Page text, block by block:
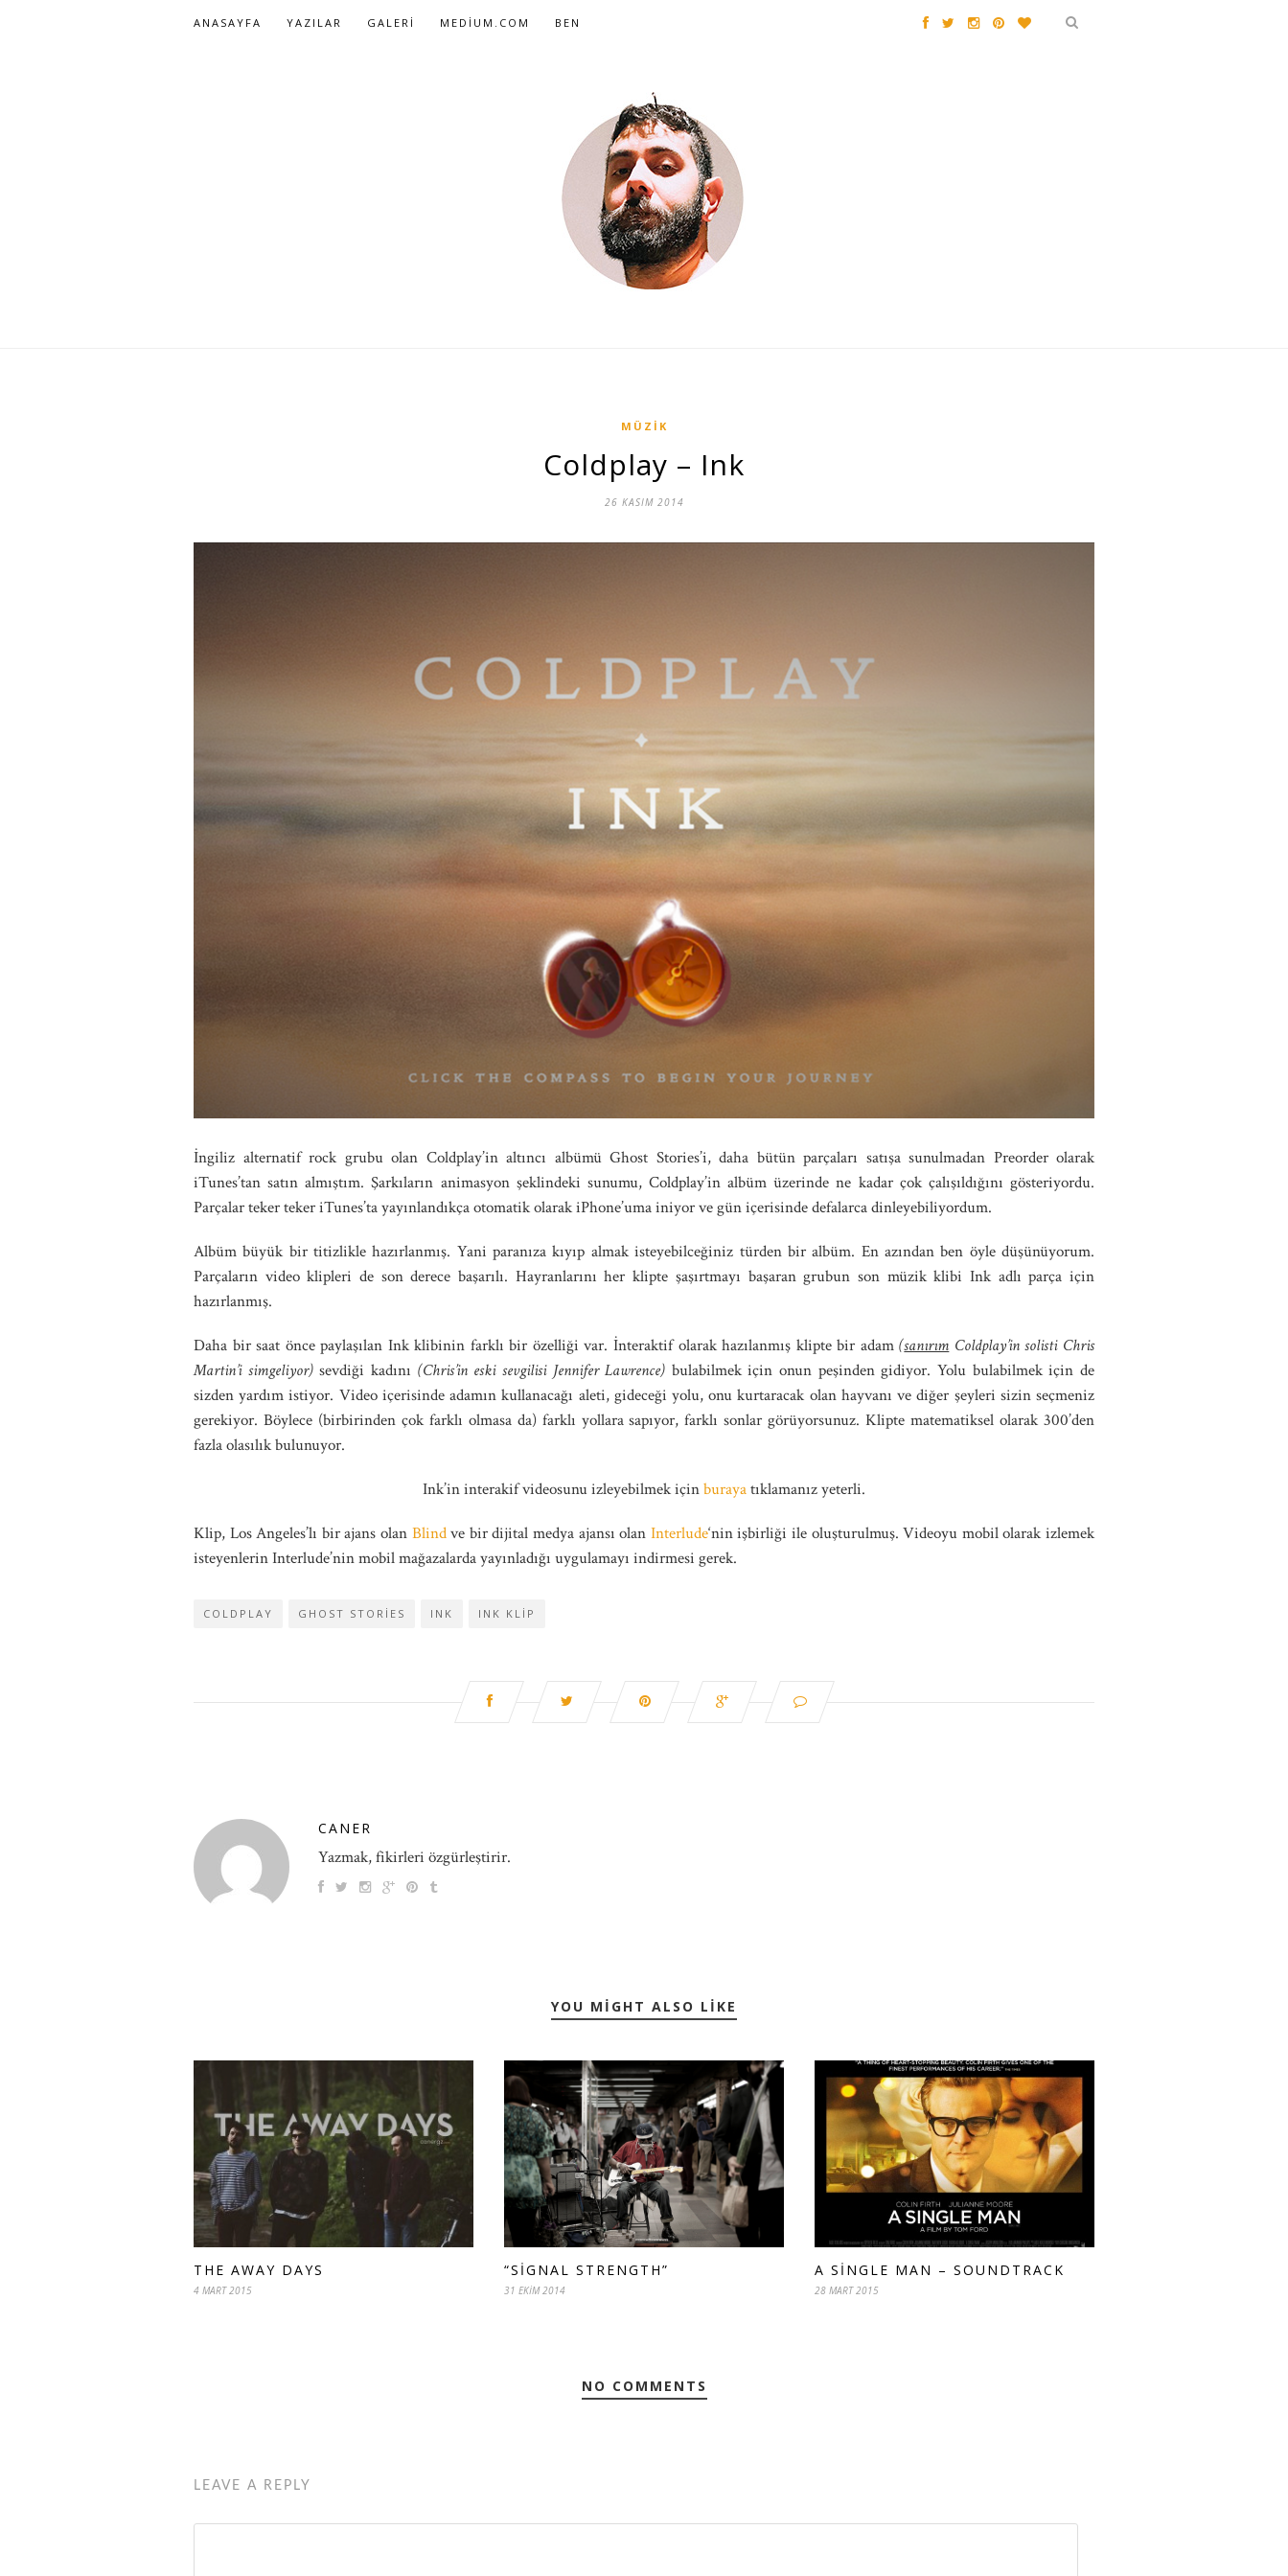
ANASAYFA YAZILAR GALERI MEDIUM.COM BEN
MÜZIK
Coldplay – Ink
26 KASIM 2014
İngiliz alternatif rock grubu olan Coldplay’in altıncı albümü Ghost Stories’i, daha bütün parçaları satışa sunulmadan Preorder olarak
iTunes’tan satın almıştım. Şarkıların animasyon şeklindeki sunumu, Coldplay’in albüm üzerinde ne kadar çok çalışıldığını gösteriyordu.
Parçalar teker teker iTunes’ta yayınlandıkça otomatik olarak iPhone’uma iniyor ve gün içerisinde defalarca dinleyebiliyordum.
Albüm büyük bir titizlikle hazırlanmış. Yani paranıza kıyıp almak isteyebilceğiniz türden bir albüm. En azından ben öyle düşünüyorum.
Parçaların video klipleri de son derece başarılı. Hayranlarını her klipte şaşırtmayı başaran grubun son müzik klibi Ink adlı parça için
hazırlanmış.
Daha bir saat önce paylaşılan Ink klibinin farklı bir özelliği var. İnteraktif olarak hazılanmış klipte bir adam(sanırım Coldplay’in solisti Chris
Martin’i simgeliyor)sevdiği kadını (Chris’in eski sevgilisi Jennifer Lawrence) bulabilmek için onun peşinden gidiyor. Yolu bulabilmek için de
sizden yardım istiyor. Video içerisinde adamın kullanacağı aleti, gideceği yolu, onu kurtaracak olan hayvanı ve diğer şeyleri sizin seçmeniz
gerekiyor. Böylece (birbirinden çok farklı olmasa da) farklı yollara sapıyor, farklı sonlar görüyorsunuz. Klipte matematiksel olarak 300’den
fazla olasılık bulunuyor.
Ink’in interakif videosunu izleyebilmek içinburayatıklamanız yeterli.
Klip, Los Angeles’lı bir ajans olan Blindve bir dijital medya ajansı olan Interlude‘nin işbirliği ile oluşturulmuş. Videoyu mobil olarak izlemek
isteyenlerin Interlude’nin mobil mağazalarda yayınladığı uygulamayı indirmesi gerek.
COLDPLAY GHOST STORIES INK INK KLIP
CANER
Yazmak, fikirleri özgürleştirir.
YOU MIGHT ALSO LIKE
THE AWAY DAYS
4 MART 2015
“SIGNAL STRENGTH”
31 EKIM 2014
A SINGLE MAN – SOUNDTRACK
28 MART 2015
NO COMMENTS
LEAVE A REPLY